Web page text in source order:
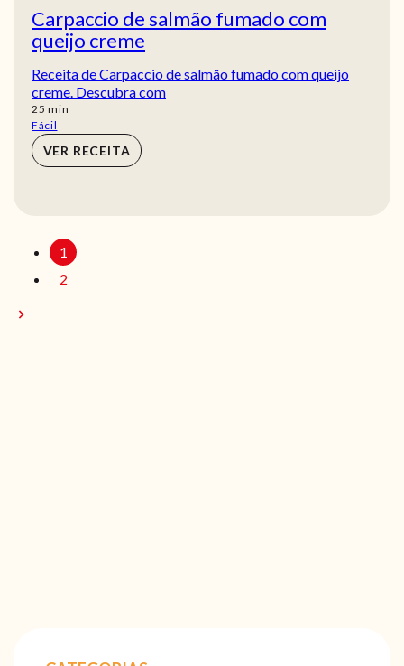
Carpaccio de salmão fumado com
queijo creme
Receita de Carpaccio de salmão fumado com queijo
creme. Descubra com
25 min
min
Fácil
VER RECEITA
1
2